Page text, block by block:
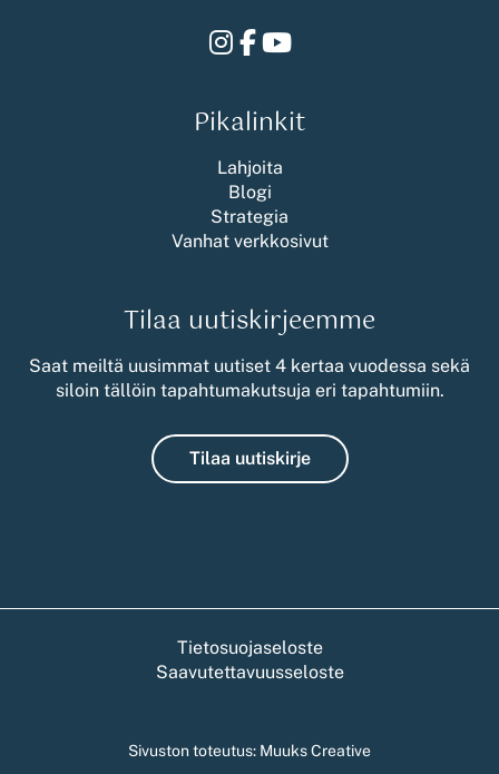
Instagram
Facebook
Youtube
Pikalinkit
Lahjoita
Blogi
Strategia
Vanhat verkkosivut
Tilaa uutiskirjeemme
Saat meiltä uusimmat uutiset 4 kertaa vuodessa sekä
siloin tällöin tapahtumakutsuja eri tapahtumiin.
Tilaa uutiskirje
Tietosuojaseloste
Saavutettavuusseloste
Sivuston toteutus: Muuks Creative